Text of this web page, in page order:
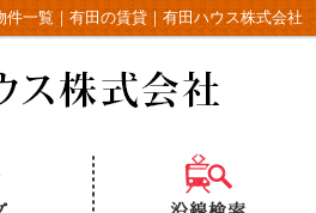
件一覧｜有田の賃貸｜有田ハウス株式会社